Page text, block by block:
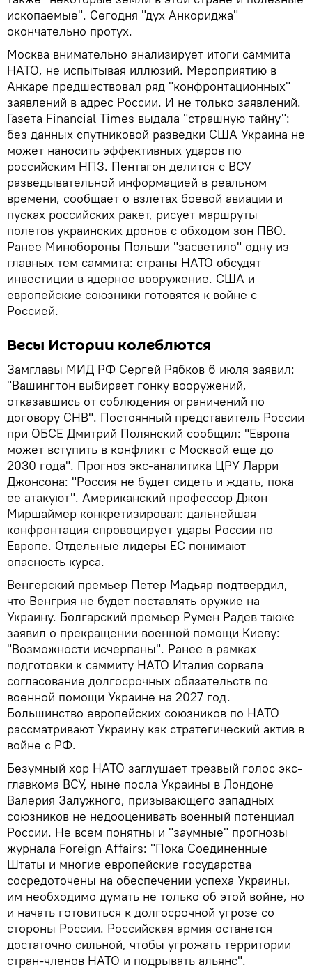
ископаемые". Сегодня "дух Анкориджа"
окончательно протух.
Москва внимательно анализирует итоги саммита
НАТО, не испытывая иллюзий. Мероприятию в
Анкаре предшествовал ряд "конфронтационных"
заявлений в адрес России. И не только заявлений.
Газета Financial Times выдала "страшную тайну":
без данных спутниковой разведки США Украина не
может наносить эффективных ударов по
российским НПЗ. Пентагон делится с ВСУ
разведывательной информацией в реальном
времени, сообщает о взлетах боевой авиации и
пусках российских ракет, рисует маршруты
полетов украинских дронов с обходом зон ПВО.
Ранее Минобороны Польши "засветило" одну из
главных тем саммита: страны НАТО обсудят
инвестиции в ядерное вооружение. США и
европейские союзники готовятся к войне с
Россией.
Весы Истории колеблются
Замглавы МИД РФ Сергей Рябков 6 июля заявил:
"Вашингтон выбирает гонку вооружений,
отказавшись от соблюдения ограничений по
договору СНВ". Постоянный представитель России
при ОБСЕ Дмитрий Полянский сообщил: "Европа
может вступить в конфликт с Москвой еще до
2030 года". Прогноз экс-аналитика ЦРУ Ларри
Джонсона: "Россия не будет сидеть и ждать, пока
ее атакуют". Американский профессор Джон
Миршаймер конкретизировал: дальнейшая
конфронтация спровоцирует удары России по
Европе. Отдельные лидеры ЕС понимают
опасность курса.
Венгерский премьер Петер Мадьяр подтвердил,
что Венгрия не будет поставлять оружие на
Украину. Болгарский премьер Румен Радев также
заявил о прекращении военной помощи Киеву:
"Возможности исчерпаны". Ранее в рамках
подготовки к саммиту НАТО Италия сорвала
согласование долгосрочных обязательств по
военной помощи Украине на 2027 год.
Большинство европейских союзников по НАТО
рассматривают Украину как стратегический актив в
войне с РФ.
Безумный хор НАТО заглушает трезвый голос экс-
главкома ВСУ, ныне посла Украины в Лондоне
Валерия Залужного, призывающего западных
союзников не недооценивать военный потенциал
России. Не всем понятны и "заумные" прогнозы
журнала Foreign Affairs: "Пока Соединенные
Штаты и многие европейские государства
сосредоточены на обеспечении успеха Украины,
им необходимо думать не только об этой войне, но
и начать готовиться к долгосрочной угрозе со
стороны России. Российская армия останется
достаточно сильной, чтобы угрожать территории
стран-членов НАТО и подрывать альянс".